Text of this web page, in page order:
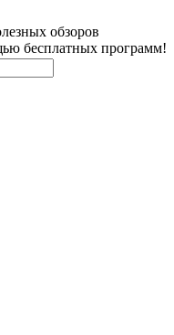
обзоров
бесплатных программ!